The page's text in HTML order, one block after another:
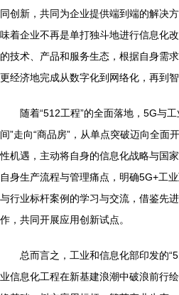
同创新，共同为企业提供端到端的解决
味着企业不再是单打独斗地进行信息化
的技术、产品和服务生态，根据自身需
更经济地完成从数字化到网络化，再到智
随着“512工程”的全面落地，5G与
间”走向“商品房”，从单点突破迈向全面
性机遇，主动将自身的信息化战略与国
自身生产流程与管理痛点，明确5G+工
与行业标杆案例的学习与交流，借鉴先
作，共同开展应用创新试点。
总而言之，工业和信息化部印发的
业信息化工程在新基建浪潮中破浪前行